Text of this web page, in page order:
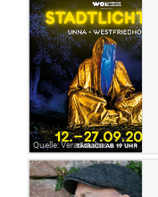
Quelle: Veranstalter